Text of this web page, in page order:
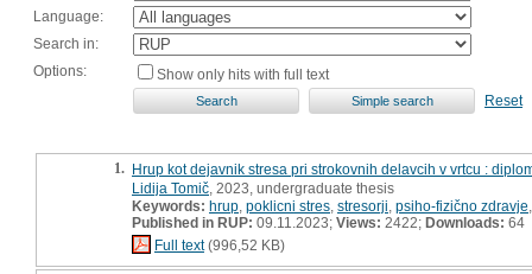
Language:
Search in:
Options:
Show only hits with full text
Reset
1. Hrup kot dejavnik stresa pri strokovnih delavcih v vrtcu :
Lidija Tomič , 2023, undergraduate thesis
Keywords: hrup poklicni stres stresorji psiho-fizično zdravje
Published in RUP: 09.11.2023; Views: 2422; Downloads: 64
Full text(996,52 KB)